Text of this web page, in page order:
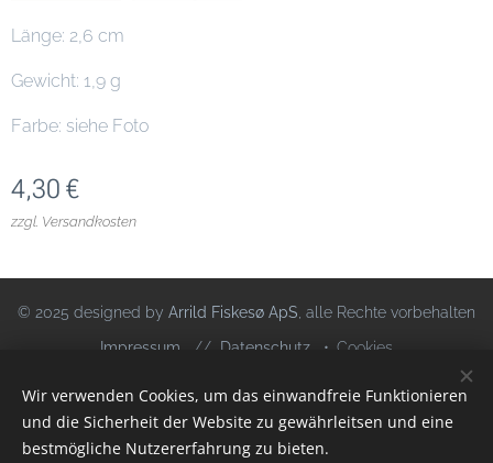
Länge: 2,6 cm
Gewicht: 1,9 g
Farbe: siehe Foto
4,30 €
zzgl. Versandkosten
© 2025 designed by Arrild Fiskesø ApS , alle Rechte vorbehalten
Impressum // Datenschutz Cookies
Sprachen
Deutsch
Dansk
Wir verwenden Cookies, um das einwandfreie Funktionieren
und die Sicherheit der Website zu gewährleitsen und eine
bestmögliche Nutzererfahrung zu bieten.